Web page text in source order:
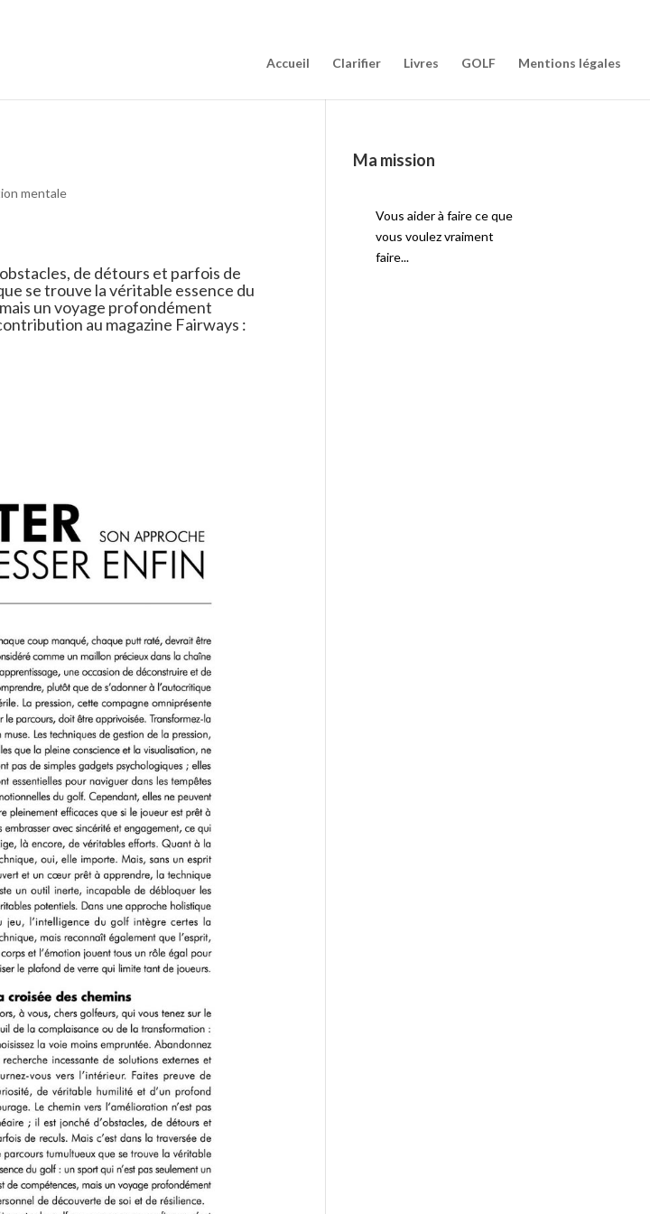
Accueil Clarifier Livres GOLF Mentions légales
mentale
de détours et parfois de
se trouve la véritable essence du
un voyage profondément
au magazine Fairways :
Ma mission
Vous aider à faire ce que
vous voulez vraiment
faire...